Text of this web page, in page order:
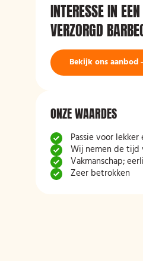
INTERESSE IN
VERZORGD
Bekijk ons aanbod
ONZE WAARDES
Passie voor lekker
Wij nemen de tijd
Vakmanschap;
Zeer betrokken